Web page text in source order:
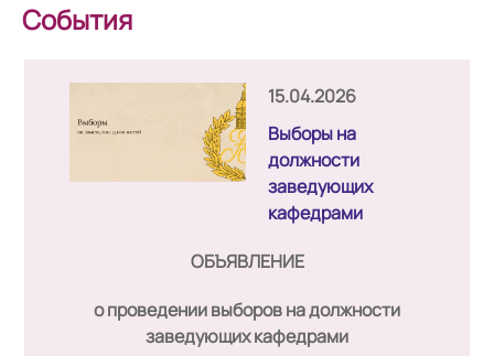
События
15.04.2026
Выборы на
должности
заведующих
кафедрами
ОБЪЯВЛЕНИЕ
о проведении выборов на должности
заведующих кафедрами